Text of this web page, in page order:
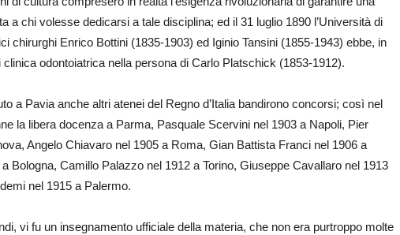
a chi volesse dedicarsi a tale disciplina; ed il 31 luglio 1890 l’Università di
chirurghi Enrico Bottini (1835-1903) ed Iginio Tansini (1855-1943) ebbe, in
odontoiatrica nella persona di Carlo Platschick (1853-1912).
a Pavia anche altri atenei del Regno d’Italia bandirono concorsi; così nel
la libera docenza a Parma, Pasquale Scervini nel 1903 a Napoli, Pier
Angelo Chiavaro nel 1905 a Roma, Gian Battista Franci nel 1906 a
Bologna, Camillo Palazzo nel 1912 a Torino, Giuseppe Cavallaro nel 1913
nel 1915 a Palermo.
vi fu un insegnamento ufficiale della materia, che non era purtroppo molte